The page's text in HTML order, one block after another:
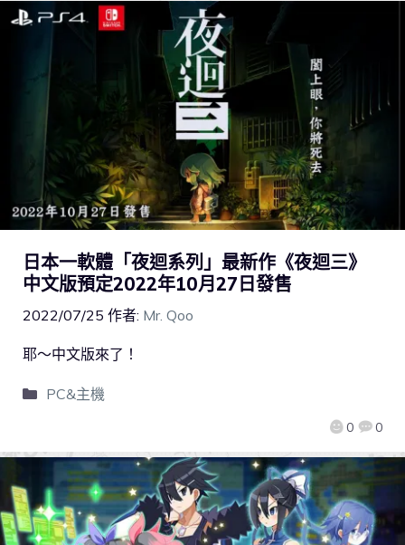
日本一軟體「夜迴系列」最新作《夜迴三》
中文版預定2022年10月27日發售
2022/07/25 作者: Mr. Qoo
0 0
耶～中文版來了！
PC&主機